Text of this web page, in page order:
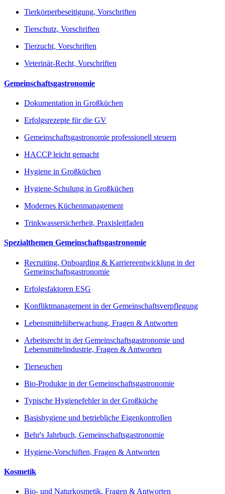
Tierkörperbeseitigung, Vorschriften
Tierschutz, Vorschriften
Tierzucht, Vorschriften
Veterinär-Recht, Vorschriften
Gemeinschaftsgastronomie
Dokumentation in Großküchen
Erfolgsrezepte für die GV
Gemeinschaftsgastronomie professionell steuern
HACCP leicht gemacht
Hygiene in Großküchen
Hygiene-Schulung in Großküchen
Modernes Küchenmanagement
Trinkwassersicherheit, Praxisleitfaden
Spezialthemen Gemeinschaftsgastronomie
Recruiting, Onboarding & Karriereentwicklung in der
Gemeinschaftsgastronomie
Erfolgsfaktoren ESG
Konfliktmanagement in der Gemeinschaftsverpflegung
Lebensmittelüberwachung, Fragen & Antworten
Arbeitsrecht in der Gemeinschaftsgastronomie und
Lebensmittelindustrie, Fragen & Antworten
Tierseuchen
Bio-Produkte in der Gemeinschaftsgastronomie
Typische Hygienefehler in der Großküche
Basishygiene und betriebliche Eigenkontrollen
Behr's Jahrbuch, Gemeinschaftsgastronomie
Hygiene-Vorschiften, Fragen & Antworten
Kosmetik
Bio- und Naturkosmetik, Fragen & Antworten